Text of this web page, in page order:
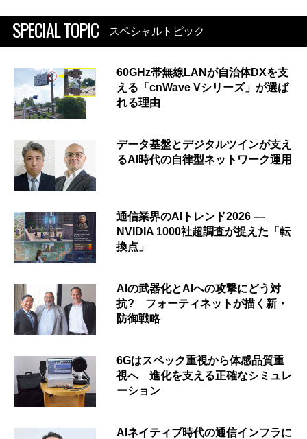
SPECIAL TOPIC スペシャルトピック
60GHz帯無線LANが自治体DXを支
える「cnWave Vシリーズ」が選ば
れる理由
データ基盤とデジタルツインが支え
るAI時代の自律型ネットワーク運用
通信業界のAIトレンド2026 ―
NVIDIA 1000社超調査が捉えた「転
換点」
AIの武器化とAIへの攻撃にどう対
抗? フォーティネットが描く新・
防御戦略
6Gはスペック重視から体感品質重
視へ 進化を支える正確なシミュレ
ーション
AIネイティブ時代の通信インフラに